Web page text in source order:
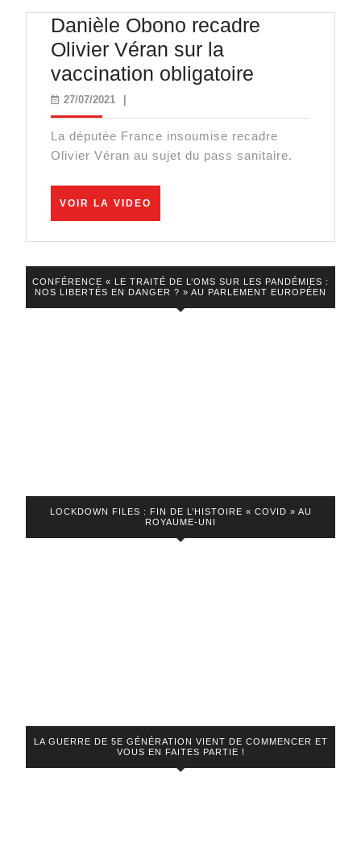
pied
danser,
Martine
Wonner
la
rescousse!
Danièle Obono recadre
Olivier Véran sur la
vaccination obligatoire
recadre
Olivier
vaccination
obligatoire
27/07/202127/07/2021
La députée France insoumise recadre
Olivier Véran au sujet du pass sanitaire.
VOIR LA VIDEO
CONFÉRENCE « LE TRAITÉ DE L’OMS SUR LES PANDÉMIES :
NOS LIBERTÉS EN DANGER ? » AU PARLEMENT EUROPÉEN
LOCKDOWN FILES : FIN DE L’HISTOIRE « COVID » AU
ROYAUME-UNI
LA GUERRE DE 5E GÉNÉRATION VIENT DE COMMENCER ET
VOUS EN FAITES PARTIE !